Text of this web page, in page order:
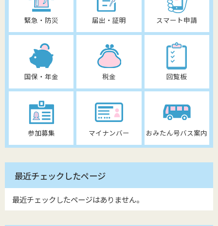
緊急・防災 届出・証明 スマート申請
国保・年金 税金 回覧板
参加募集 マイナンバー おみたん号バス案内
最近チェックしたページ
最近チェックしたページはありません。